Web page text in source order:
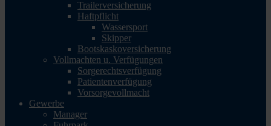
Trailerversicherung
Haftpflicht
Wassersport
Skipper
Bootskaskoversicherung
Vollmachten u. Verfügungen
Sorgerechtsverfügung
Patientenverfügung
Vorsorgevollmacht
Gewerbe
Manager